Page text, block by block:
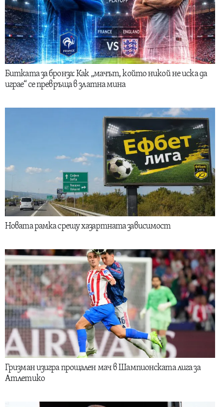
Битката за бронза: Как „мачът, който никой не иска да
играе“ се превръща в златна мина
Новата рамка срещу хазартната зависимост
Гризман изигра прощален мач в Шампионската лига за
Атлетико